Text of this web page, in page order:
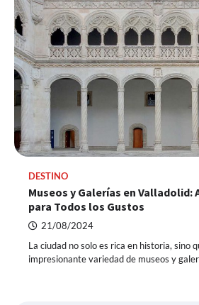
DESTINO
Museos y Galerías en Valladolid:
para Todos los Gustos
21/08/2024
La ciudad no solo es rica en historia, sino
impresionante variedad de museos y